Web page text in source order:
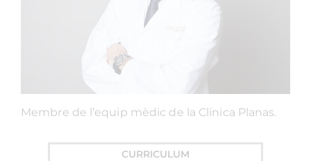
Membre de l’equip mèdic de la Clínica Planas.
CURRICULUM